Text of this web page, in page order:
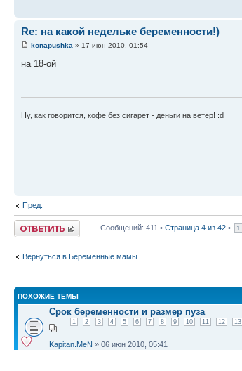
Re: на какой недельке беременности!)
konapushka » 17 июн 2010, 01:54
на 18-ой
Ну, как говорится, кофе без сигарет - деньги на ветер! :d
Пред.
Ответить Сообщений: 411 • Страница 4 из 42 • 1
Вернуться в Беременные мамы
ПОХОЖИЕ ТЕМЫ
Срок беременности и размер пуза
1 2 3 4 5 6 7 8 9 10 11 12 13
Kapitan.MeN » 06 июн 2010, 05:41